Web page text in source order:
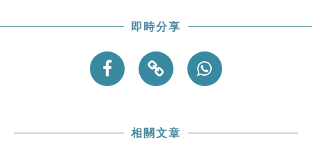
即時分享
相關文章